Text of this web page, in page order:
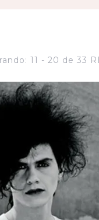
11 - 20 de 33